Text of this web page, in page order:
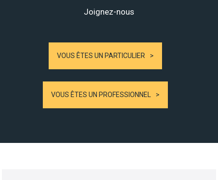
Joignez-nous
VOUS ÊTES UN PARTICULIER
VOUS ÊTES UN PROFESSIONNEL